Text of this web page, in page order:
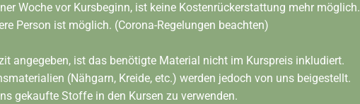
Woche vor Kursbeginn, ist keine Kostenrückerstattung mehr möglich.
Person ist möglich. (Corona-Regelungen beachten)
angegeben, ist das benötigte Material nicht im Kurspreis inkludiert.
(Nähgarn, Kreide, etc.) werden jedoch von uns beigestellt.
gekaufte Stoffe in den Kursen zu verwenden.